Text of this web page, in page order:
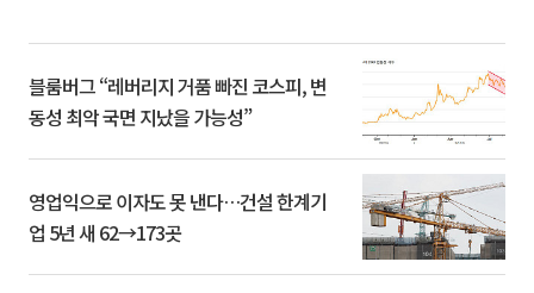
블룸버그 “레버리지 거품 빠진 코스피, 변
동성 최악 국면 지났을 가능성”
영업익으로 이자도 못 낸다…건설 한계기
업 5년 새 62→173곳